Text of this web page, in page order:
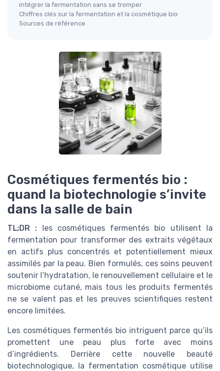
intégrer la fermentation sans se tromper
Chiffres clés sur la fermentation et la cosmétique bio
Sources de référence
Cosmétiques fermentés bio :
quand la biotechnologie s’invite
dans la salle de bain
TL;DR : les cosmétiques fermentés bio utilisent la
fermentation pour transformer des extraits végétaux
en actifs plus concentrés et potentiellement mieux
assimilés par la peau. Bien formulés, ces soins peuvent
soutenir l’hydratation, le renouvellement cellulaire et le
microbiome cutané, mais tous les produits fermentés
ne se valent pas et les preuves scientifiques restent
encore limitées.
Les cosmétiques fermentés bio intriguent parce qu’ils
promettent une peau plus forte avec moins
d’ingrédients. Derrière cette nouvelle beauté
biotechnologique, la fermentation cosmétique utilise